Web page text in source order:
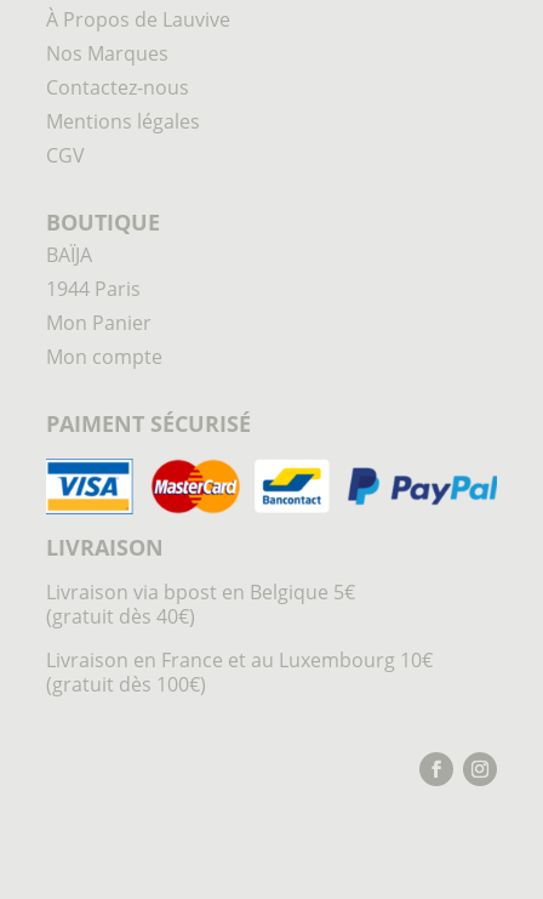
À Propos de Lauvive
Nos Marques
Contactez-nous
Mentions légales
CGV
BOUTIQUE
BAÏJA
1944 Paris
Mon Panier
Mon compte
PAIMENT SÉCURISÉ
LIVRAISON
Livraison via bpost en Belgique 5€
(gratuit dès 40€)
Livraison en France et au Luxembourg 10€
(gratuit dès 100€)